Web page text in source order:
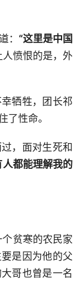
： “这里是中国
人愤恨的是，外
牺牲，团长祁
了性命。
，面对生死和
都能理解我的
贫寒的农民家
是因为他的父
哥也曾是一名